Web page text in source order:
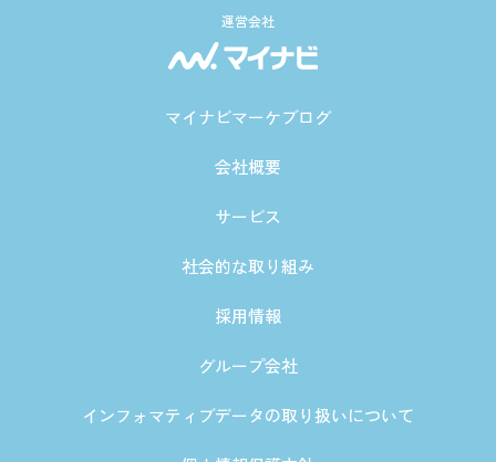
運営会社
マイナビマーケブログ
会社概要
サービス
社会的な取り組み
採用情報
グループ会社
インフォマティブデータの取り扱いについて